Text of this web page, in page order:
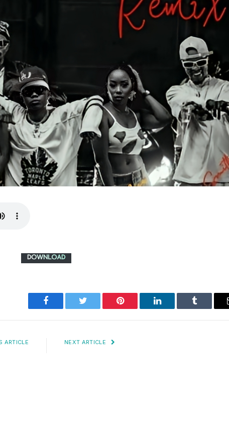
Facebook Twitter Pinterest LinkedIn Tumblr
ARTICLE NEXT ARTICLE